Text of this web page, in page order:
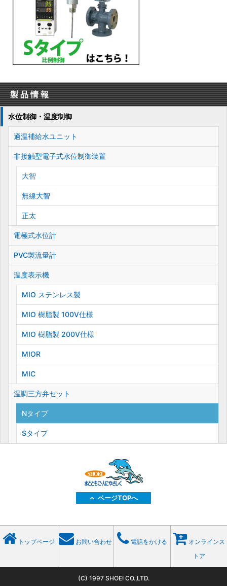
製品情報
水位制御・温度制御
適温補給水ユニット
非接触型電子式水位制御装置
大智
無線大智
正太
電極式水位計
PVC製流量計
温度表示機
MIO ステンレス製
MIO 樹脂製 100V仕様
MIO 樹脂製 200V仕様
MIOR
MIC
温調三方弁セット
Nタイプ
Sタイプ
ページTOPへ
トップページ お問い合わせ 電話をかける
オンラインス
トア
(C) 1997 SHOEI CO.,LTD.